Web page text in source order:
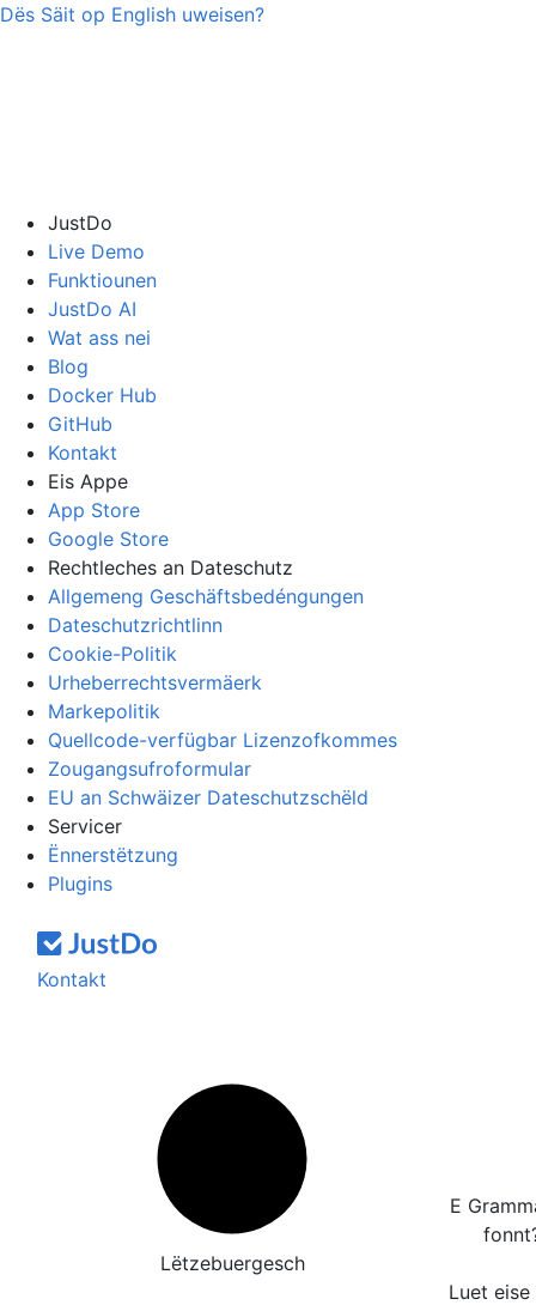
Dës Säit op English uweisen?
JustDo
Live Demo
Funktiounen
JustDo AI
Wat ass nei
Blog
Docker Hub
GitHub
Kontakt
Eis Appe
App Store
Google Store
Rechtleches an Dateschutz
Allgemeng Geschäftsbedéngungen
Dateschutzrichtlinn
Cookie-Politik
Urheberrechtsvermäerk
Markepolitik
Quellcode-verfügbar Lizenzofkommes
Zougangsufroformular
EU an Schwäizer Dateschutzschëld
Servicer
Ënnerstëtzung
Plugins
Kontakt
Lëtzebuergesch
E
Luet